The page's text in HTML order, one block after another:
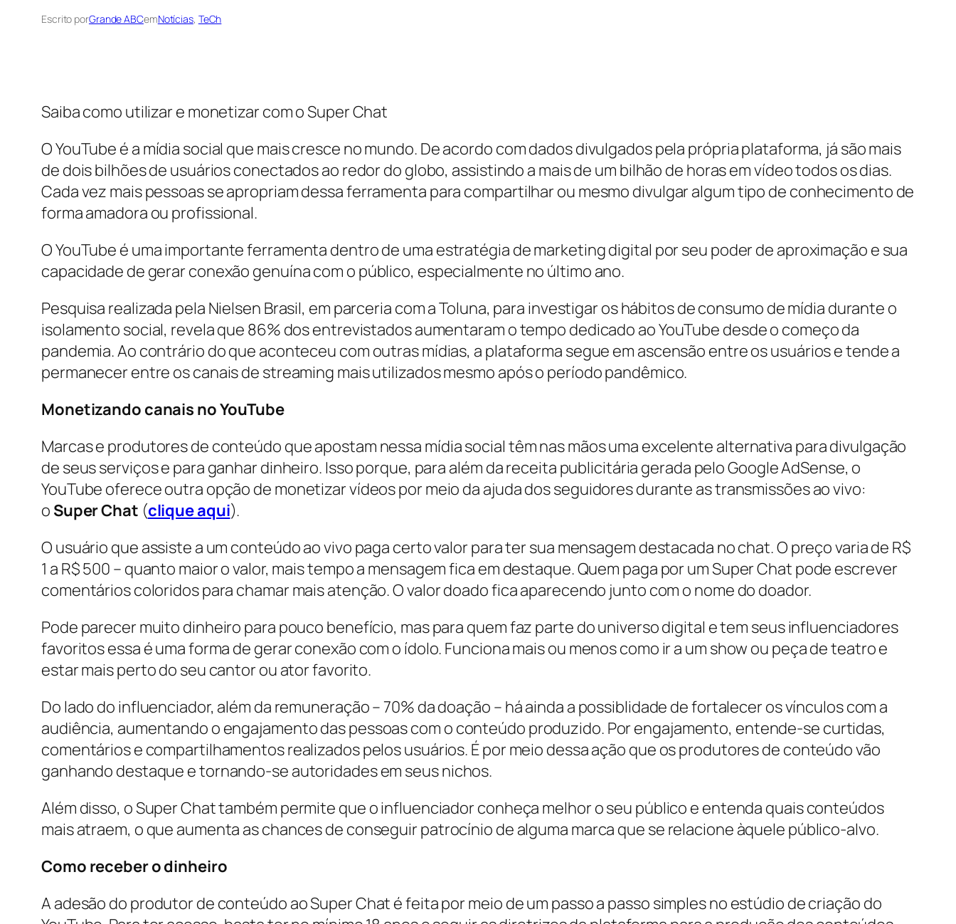
Escrito porGrande ABCemNotícias, TeCh
Saiba como utilizar e monetizar com o Super Chat
O YouTube é a mídia social que mais cresce no mundo. De acordo com dados divulgados pela própria plataforma, já são mais
de dois bilhões de usuários conectados ao redor do globo, assistindo a mais de um bilhão de horas em vídeo todos os dias.
Cada vez mais pessoas se apropriam dessa ferramenta para compartilhar ou mesmo divulgar algum tipo de conhecimento de
forma amadora ou profissional.
O YouTube é uma importante ferramenta dentro de uma estratégia de marketing digital por seu poder de aproximação e sua
capacidade de gerar conexão genuína com o público, especialmente no último ano.
Pesquisa realizada pela Nielsen Brasil, em parceria com a Toluna, para investigar os hábitos de consumo de mídia durante o
isolamento social, revela que 86% dos entrevistados aumentaram o tempo dedicado ao YouTube desde o começo da
pandemia. Ao contrário do que aconteceu com outras mídias, a plataforma segue em ascensão entre os usuários e tende a
permanecer entre os canais de streaming mais utilizados mesmo após o período pandêmico.
Monetizando canais no YouTube
Marcas e produtores de conteúdo que apostam nessa mídia social têm nas mãos uma excelente alternativa para divulgação
de seus serviços e para ganhar dinheiro. Isso porque, para além da receita publicitária gerada pelo Google AdSense, o
YouTube oferece outra opção de monetizar vídeos por meio da ajuda dos seguidores durante as transmissões ao vivo:
o Super Chat (clique aqui).
O usuário que assiste a um conteúdo ao vivo paga certo valor para ter sua mensagem destacada no chat. O preço varia de R$
1 a R$ 500 – quanto maior o valor, mais tempo a mensagem fica em destaque. Quem paga por um Super Chat pode escrever
comentários coloridos para chamar mais atenção. O valor doado fica aparecendo junto com o nome do doador.
Pode parecer muito dinheiro para pouco benefício, mas para quem faz parte do universo digital e tem seus influenciadores
favoritos essa é uma forma de gerar conexão com o ídolo. Funciona mais ou menos como ir a um show ou peça de teatro e
estar mais perto do seu cantor ou ator favorito.
Do lado do influenciador, além da remuneração – 70% da doação – há ainda a possiblidade de fortalecer os vínculos com a
audiência, aumentando o engajamento das pessoas com o conteúdo produzido. Por engajamento, entende-se curtidas,
comentários e compartilhamentos realizados pelos usuários. É por meio dessa ação que os produtores de conteúdo vão
ganhando destaque e tornando-se autoridades em seus nichos.
Além disso, o Super Chat também permite que o influenciador conheça melhor o seu público e entenda quais conteúdos
mais atraem, o que aumenta as chances de conseguir patrocínio de alguma marca que se relacione àquele público-alvo.
Como receber o dinheiro
A adesão do produtor de conteúdo ao Super Chat é feita por meio de um passo a passo simples no estúdio de criação do